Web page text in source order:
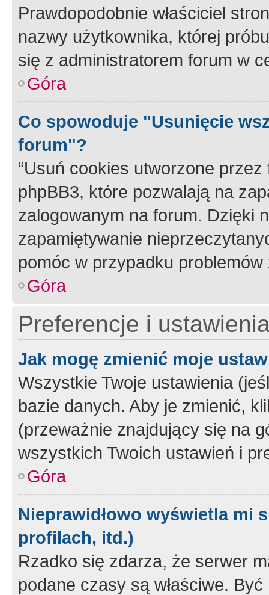
Prawdopodobnie właściciel
nazwy użytkownika, której
się z administratorem forum w
Góra
Co spowoduje "Usunięcie
forum"?
“Usuń cookies utworzone
phpBB3, które pozwalają na
zalogowanym na forum. Dzięki
zapamiętywanie
pomóc w przypadku
Góra
Preferencje i
Jak mogę zmienić moje
Wszystkie Twoje ustawienia
bazie danych. Aby je zmienić,
(przeważnie znajdujący się na
wszystkich Twoich ustawień i
Góra
Nieprawidłowo wyświetla mi
profilach, itd.)
Rzadko się zdarza, że serwer
podane czasy są właściwe.